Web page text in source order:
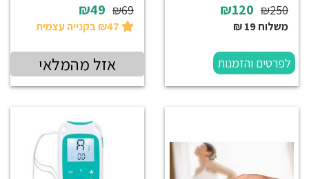
₪120 ₪250
משלוח 19 ₪
לפרטים והזמנות
₪49 ₪69
אזל מהמלאי